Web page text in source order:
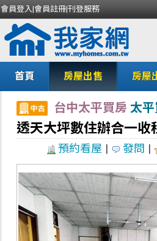
會員登入|會員註冊|刊登服務
首頁 房屋出售 房屋
台中太平買房 太
透天大坪數住辦合一收
預約看屋 | 發問 |